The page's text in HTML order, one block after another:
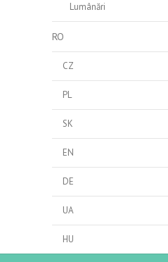
Lumânări
RO
CZ
PL
SK
EN
DE
UA
HU